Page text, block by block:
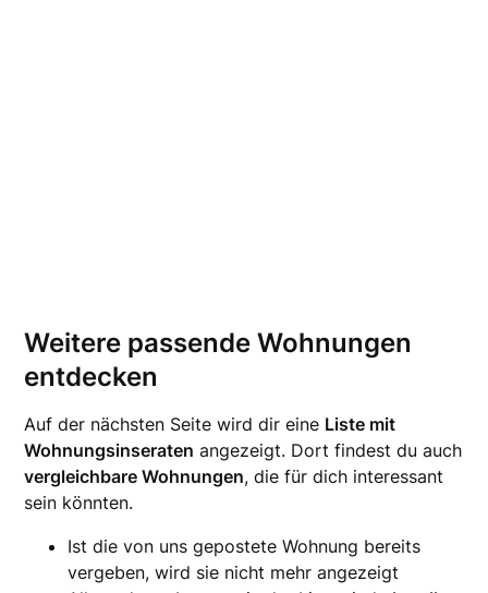
Weitere passende Wohnungen
entdecken
Auf der nächsten Seite wird dir eine Liste mit
Wohnungsinseraten angezeigt. Dort findest du auch
vergleichbare Wohnungen, die für dich interessant
sein könnten.
Ist die von uns gepostete Wohnung bereits
vergeben, wird sie nicht mehr angezeigt